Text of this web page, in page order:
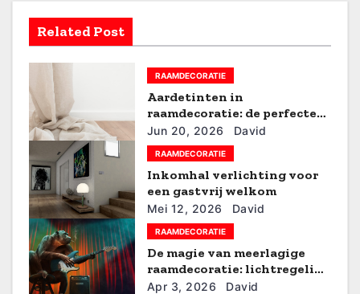
a
v
i
g
a
t
i
e
Related Post
RAAMDECORATIE
Aardetinten in
raamdecoratie: de perfecte
zomerse stijlverrassing
Jun 20, 2026 David
RAAMDECORATIE
Inkomhal verlichting voor
een gastvrij welkom
Mei 12, 2026 David
RAAMDECORATIE
De magie van meerlagige
raamdecoratie: lichtregeling
en stijl
Apr 3, 2026 David